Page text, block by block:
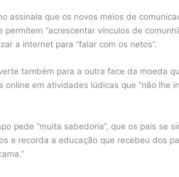
assinala que os novos meios de
permitem “acrescentar vínculos de
a internet para “falar com os netos”.
também para a outra face da moeda
online em atividades lúdicas que “não lhe
pede “muita sabedoria”, que os pais se
e recorda a educação que recebeu dos